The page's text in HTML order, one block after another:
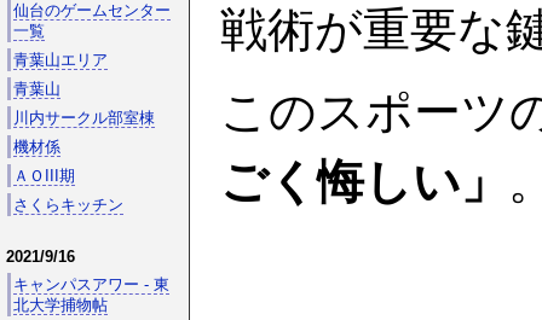
戦術が重要な
このスポーツ
ごく悔しい」
仙台のゲームセンター
一覧
青葉山エリア
青葉山
川内サークル部室棟
機材係
ＡＯIII期
さくらキッチン
2021/9/16
キャンパスアワー - 東
北大学捕物帖